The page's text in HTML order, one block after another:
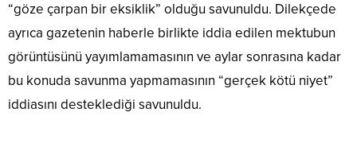
“göze çarpan bir eksiklik” olduğu savunuldu. Dilekçede
ayrıca gazetenin haberle birlikte iddia edilen mektubun
görüntüsünü yayımlamamasının ve aylar sonrasına kadar
bu konuda savunma yapmamasının “gerçek kötü niyet”
iddiasını desteklediği savunuldu.